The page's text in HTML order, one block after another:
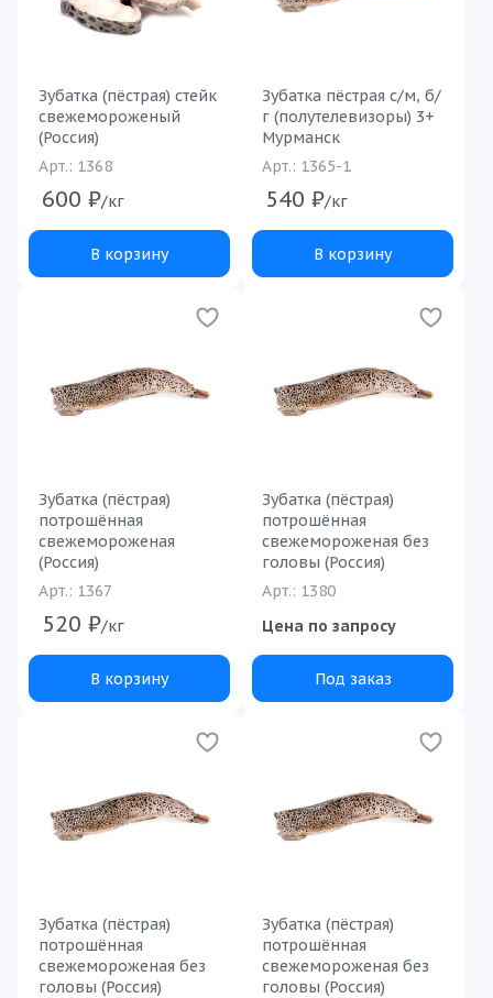
Зубатка (пёстрая) стейк
свежемороженый
(Россия)
Арт.: 1368
600 ₽/кг
В корзину
Зубатка пёстрая с/м, б/
г (полутелевизоры) 3+
Мурманск
Арт.: 1365-1
540 ₽/кг
В корзину
Зубатка (пёстрая)
потрошённая
свежемороженая
(Россия)
Арт.: 1367
520 ₽/кг
В корзину
Зубатка (пёстрая)
потрошённая
свежемороженая без
головы (Россия)
Арт.: 1380
Цена по запросу
Под заказ
Зубатка (пёстрая)
потрошённая
свежемороженая без
головы (Россия)
Зубатка (пёстрая)
потрошённая
свежемороженая без
головы (Россия)